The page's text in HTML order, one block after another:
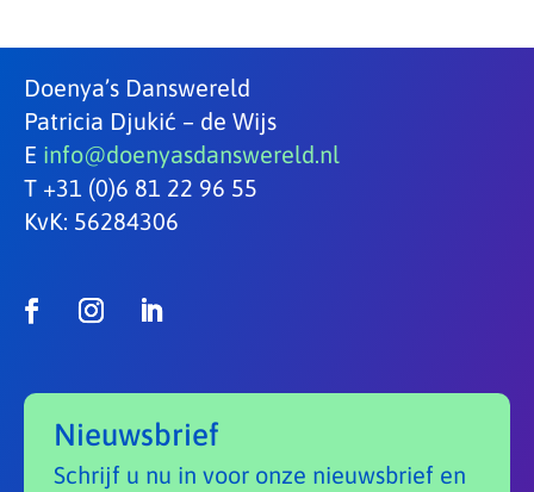
Doenya’s Danswereld
Patricia Djukić – de Wijs
E info@doenyasdanswereld.nl
T +31 (0)6 81 22 96 55
KvK: 56284306
Nieuwsbrief
Schrijf u nu in voor onze nieuwsbrief en